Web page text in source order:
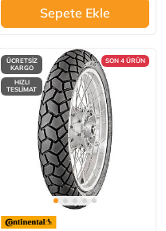
Sepete Ekle
ÜCRETSİZ
KARGO
HIZLI
TESLİMAT
SON 4 ÜRÜN